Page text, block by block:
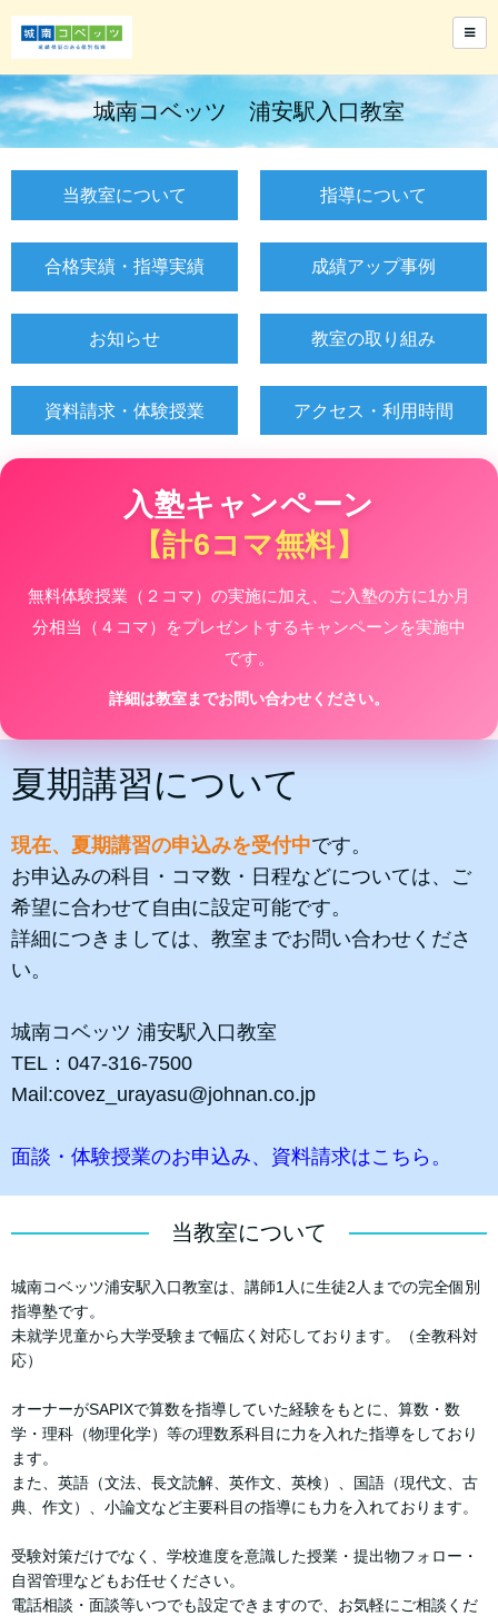
城南コベッツ 浦安駅入口教室
当教室について 指導について
合格実績・指導実績 成績アップ事例
お知らせ 教室の取り組み
資料請求・体験授業 アクセス・利用時間
入塾キャンペーン
【計6コマ無料】
無料体験授業（２コマ）の実施に加え、ご入塾の方に1か月
分相当（４コマ）をプレゼントするキャンペーンを実施中
です。
詳細は教室までお問い合わせください。
夏期講習について
現在、夏期講習の申込みを受付中です。
お申込みの科目・コマ数・日程などについては、ご
希望に合わせて自由に設定可能です。
詳細につきましては、教室までお問い合わせくださ
い。
城南コベッツ 浦安駅入口教室
TEL：047-316-7500
Mail:covez_urayasu@johnan.co.jp
面談・体験授業のお申込み、資料請求はこちら。
当教室について
城南コベッツ浦安駅入口教室は、講師1人に生徒2人までの完全個別
指導塾です。
未就学児童から大学受験まで幅広く対応しております。（全教科対
応）
オーナーがSAPIXで算数を指導していた経験をもとに、算数・数
学・理科（物理化学）等の理数系科目に力を入れた指導をしており
ます。
また、英語（文法、長文読解、英作文、英検）、国語（現代文、古
典、作文）、小論文など主要科目の指導にも力を入れております。
受験対策だけでなく、学校進度を意識した授業・提出物フォロー・
自習管理などもお任せください。
電話相談・面談等いつでも設定できますので、お気軽にご相談くだ